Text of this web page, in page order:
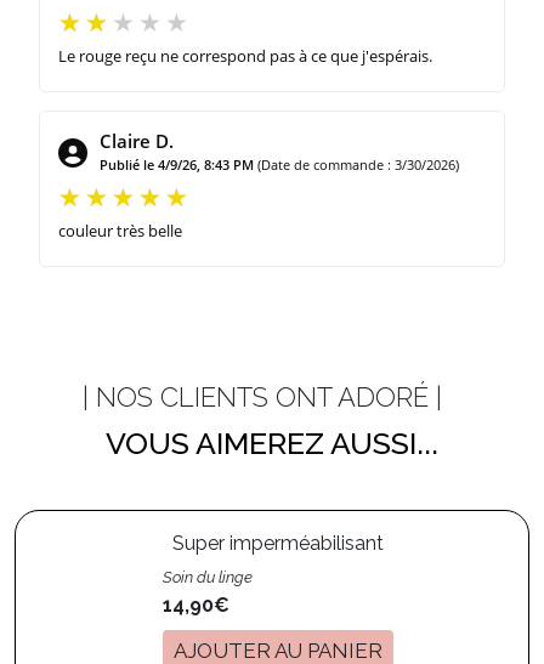
Le rouge reçu ne correspond pas à ce que j'espérais.
Claire D.
Publié le 4/9/26, 8:43 PM (Date de commande : 3/30/2026)
couleur très belle
| NOS CLIENTS ONT ADORÉ |
VOUS AIMEREZ AUSSI...
Super imperméabilisant
Soin du linge
14,90€
AJOUTER AU PANIER